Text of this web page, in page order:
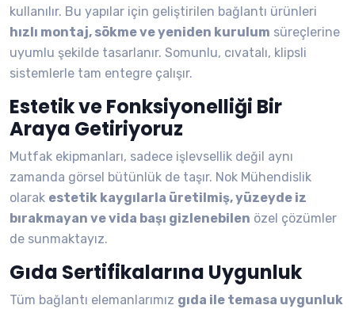
kullanılır. Bu yapılar için geliştirilen bağlantı ürünleri
hızlı montaj, sökme ve yeniden kurulum süreçlerine
uyumlu şekilde tasarlanır. Somunlu, cıvatalı, klipsli
sistemlerle tam entegre çalışır.
Estetik ve Fonksiyonelliği Bir
Araya Getiriyoruz
Mutfak ekipmanları, sadece işlevsellik değil aynı
zamanda görsel bütünlük de taşır. Nok Mühendislik
olarak estetik kaygılarla üretilmiş, yüzeyde iz
bırakmayan ve vida başı gizlenebilen özel çözümler
de sunmaktayız.
Gıda Sertifikalarına Uygunluk
Tüm bağlantı elemanlarımız gıda ile temasa uygunluk